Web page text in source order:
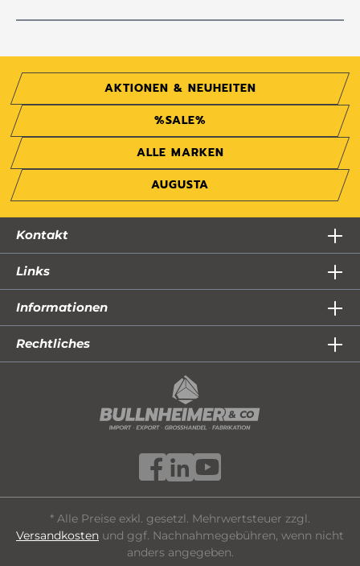
AKTIONEN & NEUHEITEN
%SALE%
ALLE MARKEN
AUGUSTA
Kontakt
Links
Informationen
Rechtliches
* Alle Preise exkl. gesetzl. Mehrwertsteuer zzgl.
Versandkosten und ggf. Nachnahmegebühren, wenn nicht
anders angegeben.